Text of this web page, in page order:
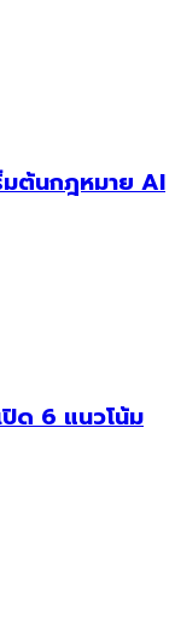
มต้นกฎหมาย AI
ปิด 6 แนวโน้ม